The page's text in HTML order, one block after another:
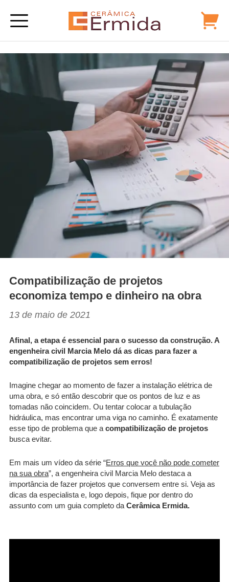
Compatibilização de projetos
economiza tempo e dinheiro na obra
13 de maio de 2021
Afinal, a etapa é essencial para o sucesso da construção. A
engenheira civil Marcia Melo dá as dicas para fazer a
compatibilização de projetos sem erros!
Imagine chegar ao momento de fazer a instalação elétrica de
uma obra, e só então descobrir que os pontos de luz e as
tomadas não coincidem. Ou tentar colocar a tubulação
hidráulica, mas encontrar uma viga no caminho. É exatamente
esse tipo de problema que a compatibilização de projetos
busca evitar.
Em mais um vídeo da série “Erros que você não pode cometer
na sua obra”, a engenheira civil Marcia Melo destaca a
importância de fazer projetos que conversem entre si. Veja as
dicas da especialista e, logo depois, fique por dentro do
assunto com um guia completo da Cerâmica Ermida.